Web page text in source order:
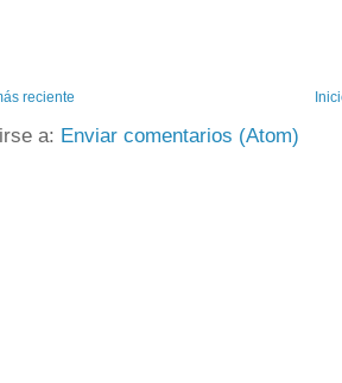
reciente
a: Enviar comentarios (Atom)